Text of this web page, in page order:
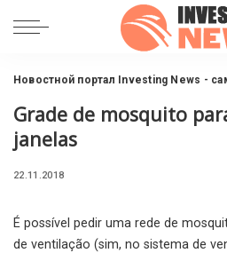
Новостной портал Investing News -
Grade de mosquito
janelas
22.11.2018
É possível pedir uma rede de
de ventilação (sim, no sistema de